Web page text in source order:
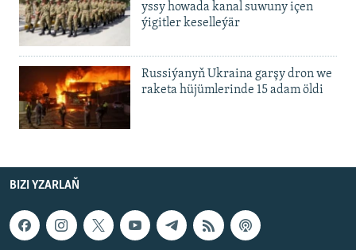
yssy howada kanal suwuny içen
ýigitler keselleýär
Russiýanyň Ukraina garşy dron we
raketa hüjümlerinde 15 adam öldi
BIZI YZARLAŇ